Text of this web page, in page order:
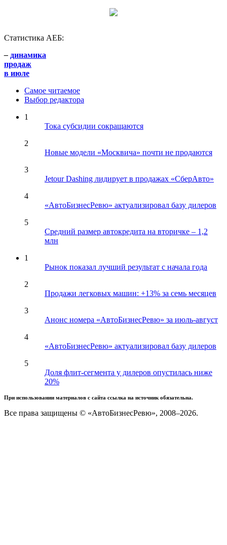
Статистика АЕБ:
– динамика
продаж
в июле
Самое читаемое
Выбор редактора
1
Тока субсидии сокращаются
2
Новые модели «Москвича» почти не продаются
3
Jetour Dashing лидирует в продажах «СберАвто»
4
«АвтоБизнесРевю» актуализировал базу дилеров
5
Средний размер автокредита на вторичке – 1,2
млн
1
Рынок показал лучший результат с начала года
2
Продажи легковых машин: +13% за семь месяцев
3
Анонс номера «АвтоБизнесРевю» за июль-август
4
«АвтоБизнесРевю» актуализировал базу дилеров
5
Доля флит-сегмента у дилеров опустилась ниже
20%
При использовании материалов с сайта ссылка на источник обязательна.
Все права защищены © «АвтоБизнесРевю», 2008–2026.